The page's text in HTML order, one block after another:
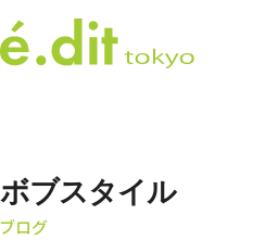
ボブスタイル
ブログ